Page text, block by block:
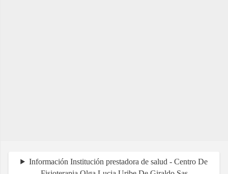
Información Institución prestadora de salud - Centro De